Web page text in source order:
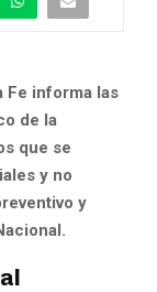
Fe informa las
de la
que se
y no
y